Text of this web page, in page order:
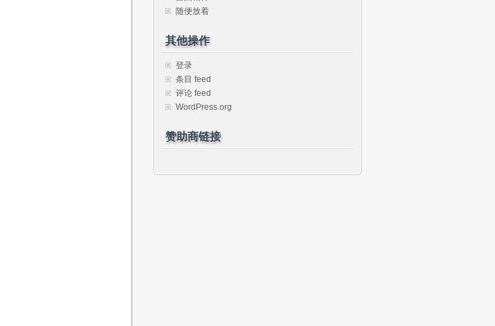
随便放着
其他操作
登录
条目 feed
评论 feed
WordPress.org
赞助商链接